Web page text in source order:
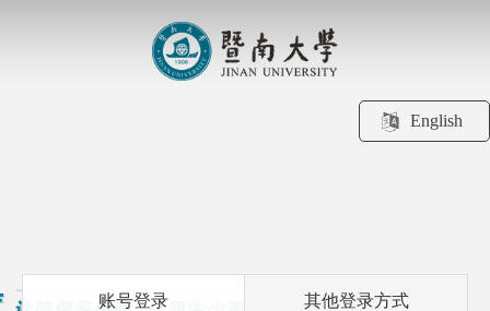
English
账号登录 其他登录方式